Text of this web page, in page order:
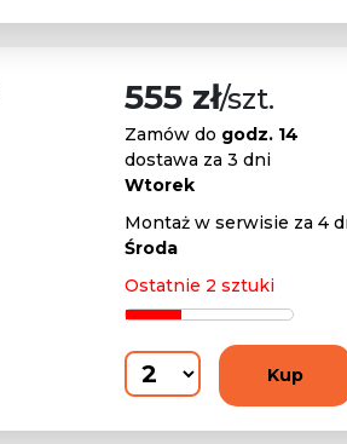
555 zł/szt.
Zamów do godz. 14
dostawa za 3 dni
Wtorek
Montaż w serwisie za 4
Środa
Ostatnie 2 sztuki
Kup